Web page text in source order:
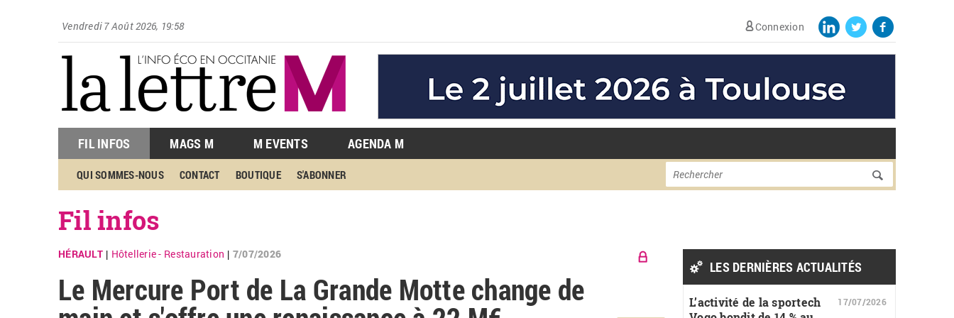
Vendredi 7 Août 2026, 19:58 Connexion
FIL INFOS MAGS M M EVENTS AGENDA M
QUI SOMMES-NOUS CONTACT BOUTIQUE S'ABONNER Formulaire de
Rechercher
Fil infos
HÉRAULT| Hôtellerie - Restauration 7/07/2026
Le Mercure Port de La Grande Motte change de
LES DERNIÈRES ACTUALITÉS
L’activité de la sportech
17/07/2026